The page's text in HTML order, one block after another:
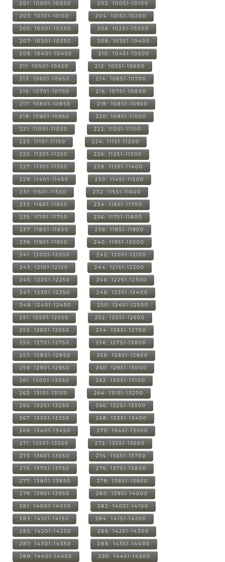
201: 10001-10050 202: 10051-10100
203: 10101-10150 204: 10151-10200
205: 10201-10250 206: 10251-10300
207: 10301-10350 208: 10351-10400
209: 10401-10450 210: 10451-10500
211: 10501-10550 212: 10551-10600
213: 10601-10650 214: 10651-10700
215: 10701-10750 216: 10751-10800
217: 10801-10850 218: 10851-10900
219: 10901-10950 220: 10951-11000
221: 11001-11050 222: 11051-11100
223: 11101-11150 224: 11151-11200
225: 11201-11250 226: 11251-11300
227: 11301-11350 228: 11351-11400
229: 11401-11450 230: 11451-11500
231: 11501-11550 232: 11551-11600
233: 11601-11650 234: 11651-11700
235: 11701-11750 236: 11751-11800
237: 11801-11850 238: 11851-11900
239: 11901-11950 240: 11951-12000
241: 12001-12050 242: 12051-12100
243: 12101-12150 244: 12151-12200
245: 12201-12250 246: 12251-12300
247: 12301-12350 248: 12351-12400
249: 12401-12450 250: 12451-12500
251: 12501-12550 252: 12551-12600
253: 12601-12650 254: 12651-12700
255: 12701-12750 256: 12751-12800
257: 12801-12850 258: 12851-12900
259: 12901-12950 260: 12951-13000
261: 13001-13050 262: 13051-13100
263: 13101-13150 264: 13151-13200
265: 13201-13250 266: 13251-13300
267: 13301-13350 268: 13351-13400
269: 13401-13450 270: 13451-13500
271: 13501-13550 272: 13551-13600
273: 13601-13650 274: 13651-13700
275: 13701-13750 276: 13751-13800
277: 13801-13850 278: 13851-13900
279: 13901-13950 280: 13951-14000
281: 14001-14050 282: 14051-14100
283: 14101-14150 284: 14151-14200
285: 14201-14250 286: 14251-14300
287: 14301-14350 288: 14351-14400
289: 14401-14450 290: 14451-14500